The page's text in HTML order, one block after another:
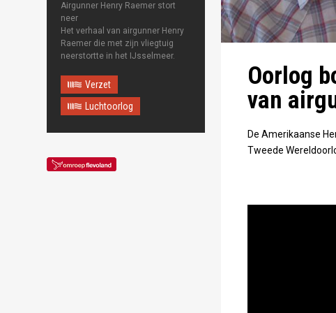
Maps correctly. See the
technical details.
Airgunner Henry Raemer stort
neer
Het verhaal van airgunner Henry
Raemer die met zijn vliegtuig
neerstortte in het IJsselmeer.
Verzet
Luchtoorlog
Oorlog
van
De Amerikaanse
Tweede